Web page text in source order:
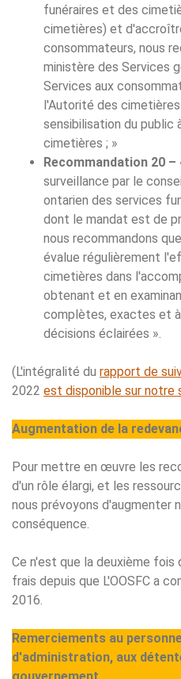
funéraires et des
cimetières) et
consommateurs, nous
ministère des Services
Services aux
l'Autorité des
sensibilisation du public
cimetières ; »
Recommandation 20 –
surveillance par le
ontarien des services
dont le mandat est de
nous recommandons
évalue régulièrement
cimetières dans
obtenant et en
complètes, exactes et
décisions éclairées ».
(L'intégralité du rapport de
2022 est disponible sur notre
Augmentation de la
Pour mettre en œuvre les
d'un rôle élargi, et les
nous prévoyons d'augmenter
conséquence.
Ce n'est que la deuxième fois
frais depuis que L'OOSFC a
2016.
Remerciements au
d'administration, aux